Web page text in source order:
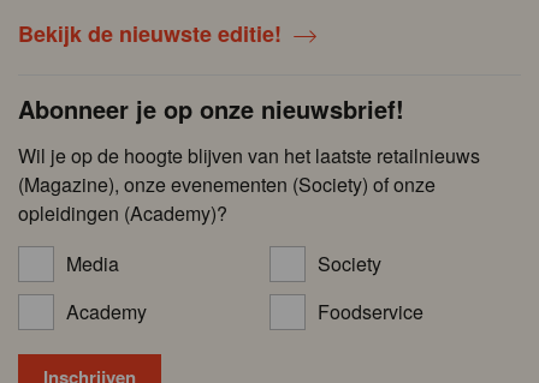
Bekijk de nieuwste editie!
Abonneer je op onze nieuwsbrief!
Wil je op de hoogte blijven van het laatste retailnieuws
(Magazine), onze evenementen (Society) of onze
opleidingen (Academy)?
Media
Society
Academy
Foodservice